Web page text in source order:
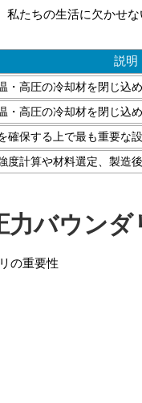
たちの生活に欠かせ
説明
・高圧の冷却材を閉じ込
・高圧の冷却材を閉じ込
確保する上で最も重要な
度計算や材料選定、製造
力バウンダ